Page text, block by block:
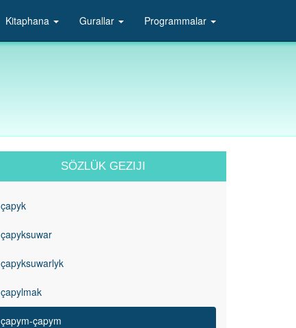
Kitaphana Gurallar Programmalar
SÖZLÜK GEZIJI
çapyk
çapyksuwar
çapyksuwarlyk
çapylmak
çapym-çapym